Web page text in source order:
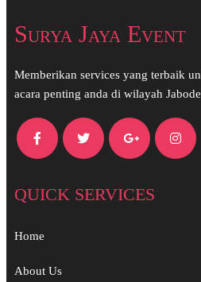
Surya Jaya Event
Memberikan services yang terbaik
acara penting anda di wilayah
QUICK SERVICES
Home
About Us